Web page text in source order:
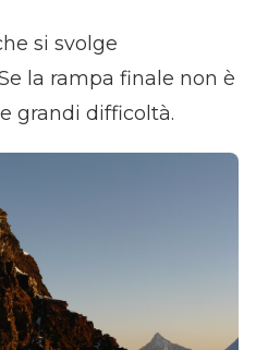
si svolge
la rampa finale non è
grandi difficoltà.